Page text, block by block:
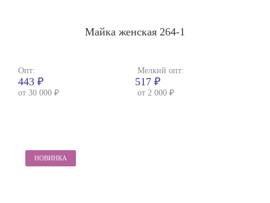
Майка женская 264-1
Опт: Мелкий опт:
443 ₽ 517 ₽
от 30 000 ₽ от 2 000 ₽
НОВИНКА